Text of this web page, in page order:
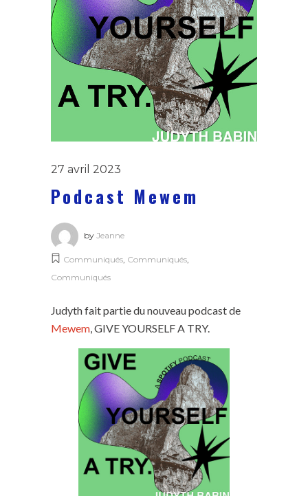
27 avril 2023
Podcast Mewem
by Jeanne
Communiqués Communiqués
Communiqués
Judyth fait partie du nouveau podcast de
Mewem, GIVE YOURSELF A TRY.